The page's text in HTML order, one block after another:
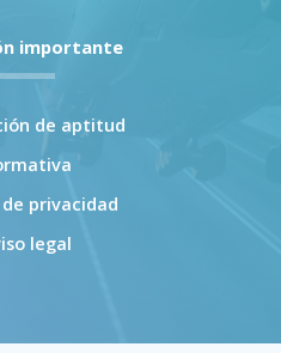
importante
de aptitud
privacidad
legal